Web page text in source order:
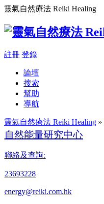
靈氣自然療法 Reiki Healing
註冊 登錄
論壇
搜索
幫助
導航
靈氣自然療法 Reiki Healing »
自然能量研究中心
聯絡及查詢:
23693228
energy@reiki.com.hk